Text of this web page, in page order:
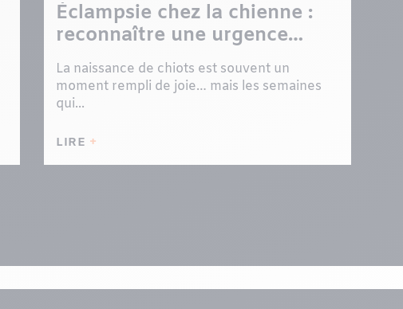
Éclampsie chez la chienne :
reconnaître une urgence
après la mise bas
La naissance de chiots est souvent un
moment rempli de joie… mais les semaines
qui...
LIRE